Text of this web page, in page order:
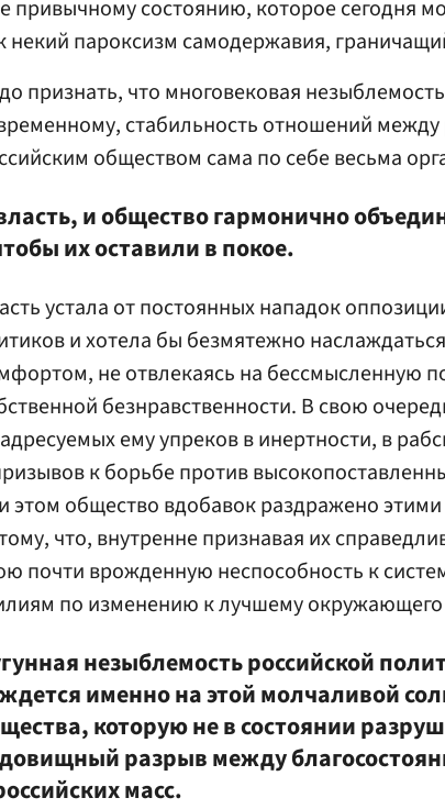
привычному состоянию, которое сегодня
некий пароксизм самодержавия,
признать, что многовековая
стабильность отношений между
обществом сама по себе весьма
и общество гармонично
их оставили в покое.
устала от постоянных нападок
и хотела бы безмятежно
не отвлекаясь на бессмысленную
безнравственности. В свою
ему упреков в инертности, в
к борьбе против
этом общество вдобавок раздражено
что, внутренне признавая их
почти врожденную неспособность к
по изменению к лучшему
незыблемость российской
именно на этой молчаливой
которую не в состоянии
разрыв между
масс.